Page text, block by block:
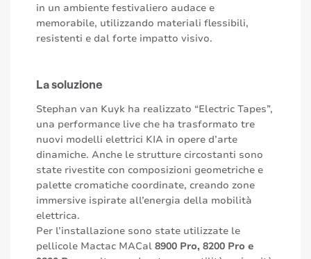
in un ambiente festivaliero audace e
memorabile, utilizzando materiali flessibili,
resistenti e dal forte impatto visivo.
La soluzione
Stephan van Kuyk ha realizzato “Electric Tapes”,
una performance live che ha trasformato tre
nuovi modelli elettrici KIA in opere d’arte
dinamiche. Anche le strutture circostanti sono
state rivestite con composizioni geometriche e
palette cromatiche coordinate, creando zone
immersive ispirate all’energia della mobilità
elettrica.
Per l’installazione sono state utilizzate le
pellicole Mactac MACal 8900 Pro, 8200 Pro e